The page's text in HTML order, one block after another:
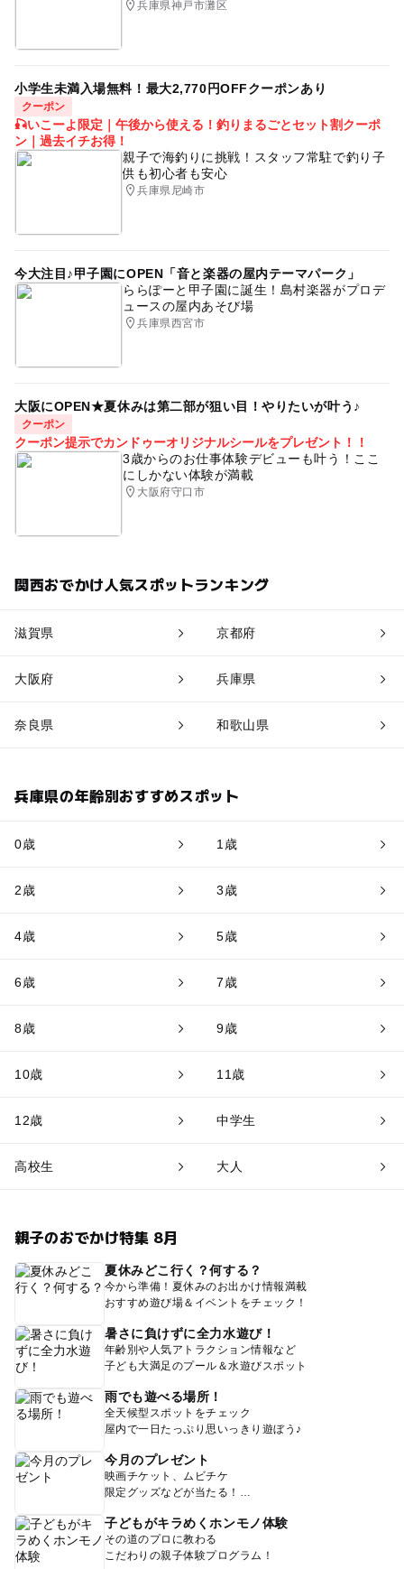
兵庫県神戸市灘区
小学生未満入場無料！最大2,770円OFFクーポンあり
クーポン
🎣いこーよ限定｜午後から使える！釣りまるごとセット割クーポ
ン｜過去イチお得！
親子で海釣りに挑戦！スタッフ常駐で釣り子
供も初心者も安心
兵庫県尼崎市
今大注目♪甲子園にOPEN「音と楽器の屋内テーマパーク」
ららぽーと甲子園に誕生！島村楽器がプロデ
ュースの屋内あそび場
兵庫県西宮市
大阪にOPEN★夏休みは第二部が狙い目！やりたいが叶う♪
クーポン
クーポン提示でカンドゥーオリジナルシールをプレゼント！！
3歳からのお仕事体験デビューも叶う！ここ
にしかない体験が満載
大阪府守口市
関西おでかけ人気スポットランキング
滋賀県 京都府
大阪府 兵庫県
奈良県 和歌山県
兵庫県の年齢別おすすめスポット
0歳 1歳
2歳 3歳
4歳 5歳
6歳 7歳
8歳 9歳
10歳 11歳
12歳 中学生
高校生 大人
親子のおでかけ特集 8月
夏休みどこ行く？何する？
今から準備！夏休みのお出かけ情報満載
おすすめ遊び場＆イベントをチェック！
暑さに負けずに全力水遊び！
年齢別や人気アトラクション情報など
子ども大満足のプール＆水遊びスポット
雨でも遊べる場所！
全天候型スポットをチェック
屋内で一日たっぷり思いっきり遊ぼう♪
今月のプレゼント
映画チケット、ムビチケ
限定グッズなどが当たる！
子どもがキラめくホンモノ体験
その道のプロに教わる
こだわりの親子体験プログラム！